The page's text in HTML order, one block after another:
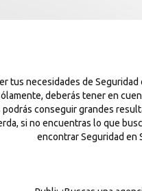
tus necesidades de
deberás tener en
conseguir grandes
si no encuentras lo que
encontrar Seguridad en